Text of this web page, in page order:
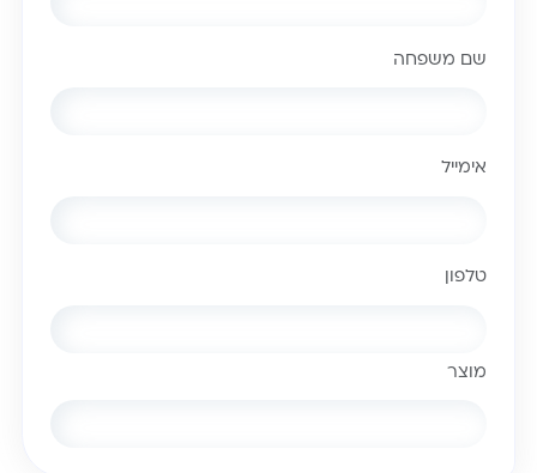
שם משפחה
אימייל
טלפון
מוצר